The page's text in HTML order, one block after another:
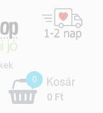
0
0 Ft
Kosár